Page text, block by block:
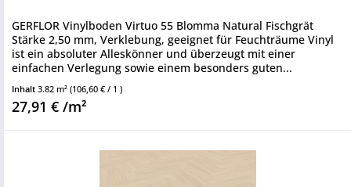
GERFLOR Vinylboden Virtuo 55 Blomma Natural Fischgrät
Stärke 2,50 mm, Verklebung, geeignet für Feuchträume Vinyl
ist ein absoluter Alleskönner und überzeugt mit einer
einfachen Verlegung sowie einem besonders guten...
Inhalt 3.82 m² (106,60 € / 1 )
27,91 € /m²